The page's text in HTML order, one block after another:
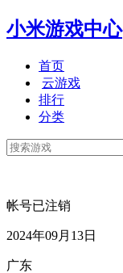
小米游戏中心
首页
云游戏
排行
分类
帐号已注销
2024年09月13日
广东